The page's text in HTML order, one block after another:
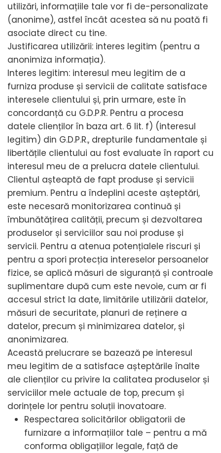
utilizări, informațiile tale vor fi de-personalizate
(anonime), astfel încât acestea să nu poată fi
asociate direct cu tine.
Justificarea utilizării: interes legitim (pentru a
anonimiza informația).
Interes legitim: interesul meu legitim de a
furniza produse și servicii de calitate satisface
interesele clientului și, prin urmare, este în
concordanță cu G.D.P.R. Pentru a procesa
datele clienților în baza art. 6 lit. f) (interesul
legitim) din G.D.P.R., drepturile fundamentale și
libertățile clientului au fost evaluate în raport cu
interesul meu de a prelucra datele clientului.
Clientul așteaptă de fapt produse și servicii
premium. Pentru a îndeplini aceste așteptări,
este necesară monitorizarea continuă și
îmbunătățirea calității, precum și dezvoltarea
produselor și serviciilor sau noi produse și
servicii. Pentru a atenua potențialele riscuri și
pentru a spori protecția intereselor persoanelor
fizice, se aplică măsuri de siguranță și controale
suplimentare după cum este nevoie, cum ar fi
accesul strict la date, limitările utilizării datelor,
măsuri de securitate, planuri de reținere a
datelor, precum și minimizarea datelor, și
anonimizarea.
Această prelucrare se bazează pe interesul
meu legitim de a satisface așteptările înalte
ale clienților cu privire la calitatea produselor și
serviciilor mele actuale de top, precum și
dorințele lor pentru soluții inovatoare.
Respectarea solicitărilor obligatorii de
furnizare a informațiilor tale – pentru a mă
conforma obligațiilor legale, față de